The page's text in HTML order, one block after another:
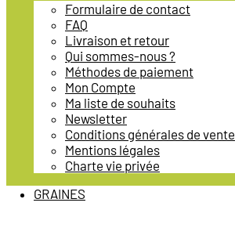
Formulaire de contact
FAQ
Livraison et retour
Qui sommes-nous ?
Méthodes de paiement
Mon Compte
Ma liste de souhaits
Newsletter
Conditions générales de vente
Mentions légales
Charte vie privée
GRAINES